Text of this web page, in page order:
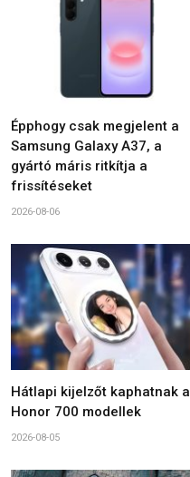
Épphogy csak megjelent a
Samsung Galaxy A37, a
gyártó máris ritkítja a
frissítéseket
2026-08-06
Hátlapi kijelzőt kaphatnak a
Honor 700 modellek
2026-08-05